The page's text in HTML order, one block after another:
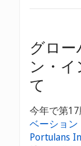
グロー
ン・
て
今年で第
ベーショ
Portulans